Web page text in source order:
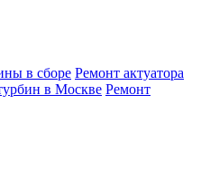
в сборе Ремонт актуатора
в Москве Ремонт